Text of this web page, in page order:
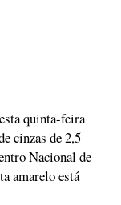
quinta-feira
cinzas de 2,5
Nacional de
amarelo está